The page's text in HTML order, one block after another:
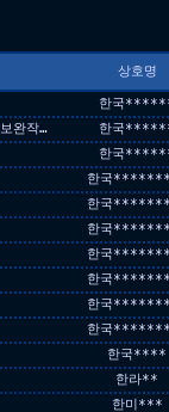
상호명
한국
완작…
한국
한국
한국
한국
한국
한국
한국
한국
한국
한국****
한라**
한미***